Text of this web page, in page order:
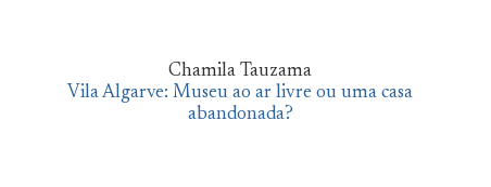
Chamila Tauzama
Vila Algarve: Museu ao ar livre ou uma casa
abandonada?